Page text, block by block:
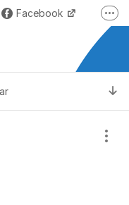
Facebook
– Blogg